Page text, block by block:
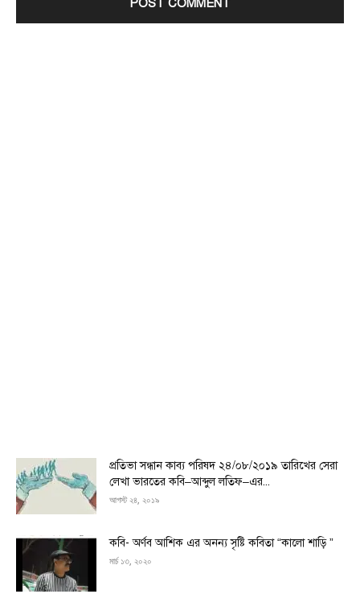
প্রতিভা সন্ধান কাব্য পরিষদ ২৪/০৮/২০১৯ তারিখের সেরা
লেখা ভারতের কবি–আব্দুল লতিফ–এর...
আগস্ট ২৪, ২০১৯
কবি- অর্ণব আশিক এর অনন্য সৃষ্টি কবিতা “কালো শাড়ি ”
মার্চ ১৩, ২০২০